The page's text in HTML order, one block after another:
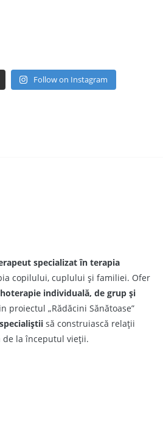
Follow on Instagram
specializat în terapia
copilului, cuplului și familiei. Ofer
individuală, de grup și
proiectul „Rădăcini Sănătoase”
să construiască relații
de la începutul vieții.